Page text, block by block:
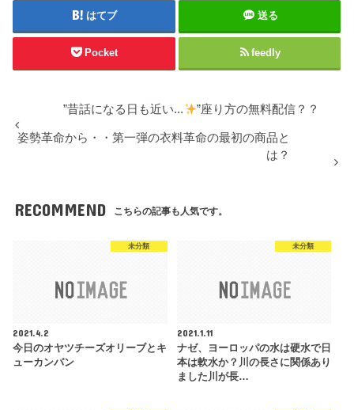
はてブ 送る
Pocket feedly
”昔話になる日も近い... ”座り方の無料配信？？
姿勢革命から・・第一弾の衣料革命の最初の商品と
は？
RECOMMEND こちらの記事も人気です。
未分類
2021.4.2
今日のオヤツチーズオリーブとキ
ューカンバン
未分類
2021.1.11
ナゼ、ヨーロッパの水は硬水で日
本は軟水か？川の長さに関係あり
ました川が長…